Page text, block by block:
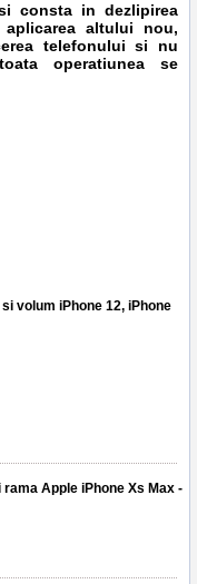
consta in dezlipirea
altului nou,
telefonului si nu
operatiunea se
volum iPhone 12, iPhone
Apple iPhone Xs Max -